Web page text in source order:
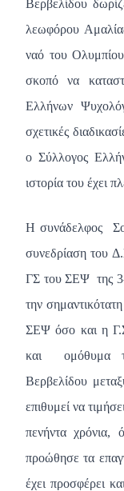
Βερβελίδου
λεωφόρου
ναό του
σκοπό να
Ελλήνων
σχετικές
ο Σύλλογος
ιστορία του έχει
Η συνάδελφος
συνεδρίαση του
ΓΣ του ΣΕΨ της
την
ΣΕΨ όσο και η
και ομόθυμα
Βερβελίδου
επιθυμεί να
πενήντα χρόνια,
προώθησε τα
έχει προσφέρει